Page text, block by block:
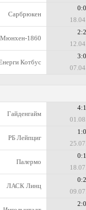
Сарбрюкен
0:0
Мюнхен-1860
2:2
Котбус
3:0
Гайденгайм
4:1
РБ Лейпциг
1:0
Палермо
0:1
ЛАСК Линц
0:2
2:0